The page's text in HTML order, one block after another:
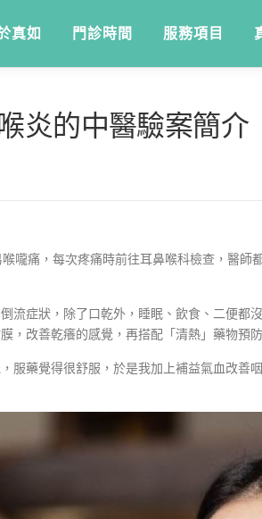
真如 門診時間 服務項目
炎的中醫驗案簡介
嚨痛，每次疼痛時前往耳鼻喉科檢查，醫
流症狀，除了口乾外，睡眠、飲食、二便
，改善乾癢的感覺，再搭配「清熱」藥物預
服藥覺得很舒服，於是我加上補益氣血改